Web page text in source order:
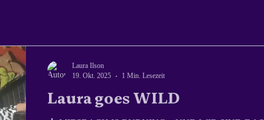
Laura goes WILD
Laura Ilson
19. Okt. 2025
1 Min. Lesezeit